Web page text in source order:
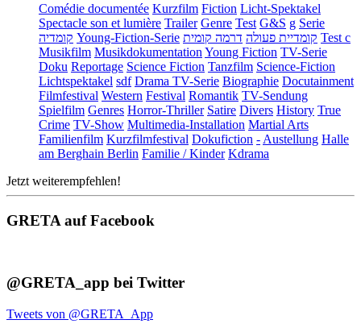
Comédie documentée Kurzfilm Fiction Licht-Spektakel
Spectacle son et lumière Trailer Genre Test G&S g Serie
קומדיה Young-Fiction-Serie קומדיית פעולה דרמה קומית
Test c
Musikfilm Musikdokumentation Young Fiction TV-Serie
Doku Reportage Science Fiction Tanzfilm Science-Fiction
Lichtspektakel sdf Drama TV-Serie Biographie Docutainment
Filmfestival Western Festival Romantik TV-Sendung
Spielfilm Genres Horror-Thriller Satire Divers History True
Crime TV-Show Multimedia-Installation Martial Arts
Familienfilm Kurzfilmfestival Dokufiction - Austellung Halle
am Berghain Berlin Familie / Kinder Kdrama
Jetzt weiterempfehlen!
GRETA auf Facebook
@GRETA_app bei Twitter
Tweets von @GRETA_App